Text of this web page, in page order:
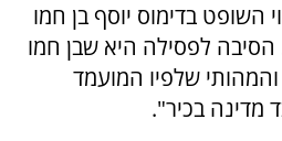
השופט בדימוס יוסף בן חמו
לפסילה היא שבן חמו
שלפיו המועמד
מדינה בכיר".